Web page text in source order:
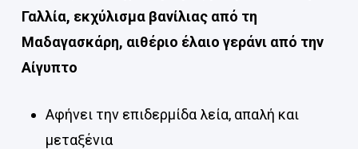
Γαλλία, εκχύλισμα βανίλιας από τη
Μαδαγασκάρη, αιθέριο έλαιο γεράνι από την
Αίγυπτο
Αφήνει την επιδερμίδα λεία, απαλή και
μεταξένια